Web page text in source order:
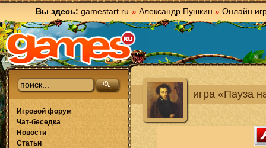
Вы здесь: gamestart.ru » Александр Пушкин » Онлайн
игра «Пауза
Игровой форум
Чат-беседка
Новости
Статьи